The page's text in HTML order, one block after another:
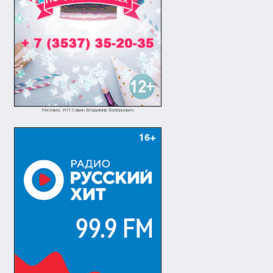
Реклама. ИП Савин Владимир Валерьевич